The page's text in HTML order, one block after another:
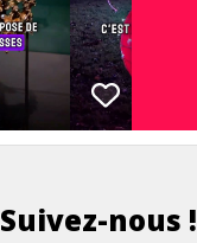
Suivez-nous !